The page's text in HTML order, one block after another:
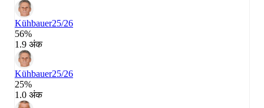
Kühbauer25/26
56%
1.9 अंक
Kühbauer25/26
25%
1.0 अंक